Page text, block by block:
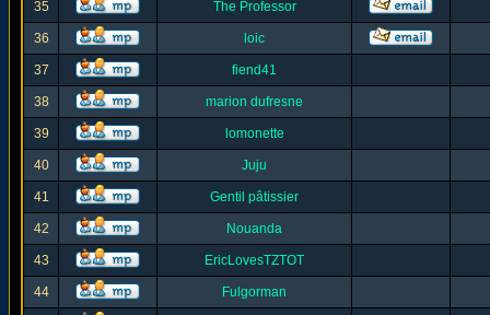
35 The Professor
36 loic
37 fiend41
38 marion dufresne
39 lomonette
40 Juju
41 Gentil pâtissier
42 Nouanda
43 EricLovesTZTOT
44 Fulgorman